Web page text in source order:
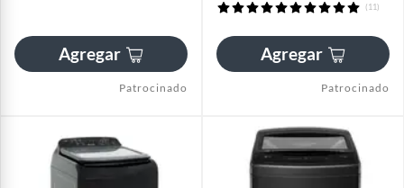
Agregar
Patrocinado
(11)
Agregar
Patrocinado